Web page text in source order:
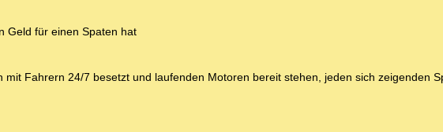
Geld für einen Spaten hat
Fahrern 24/7 besetzt und laufenden Motoren bereit stehen, jeden sich zeigenden